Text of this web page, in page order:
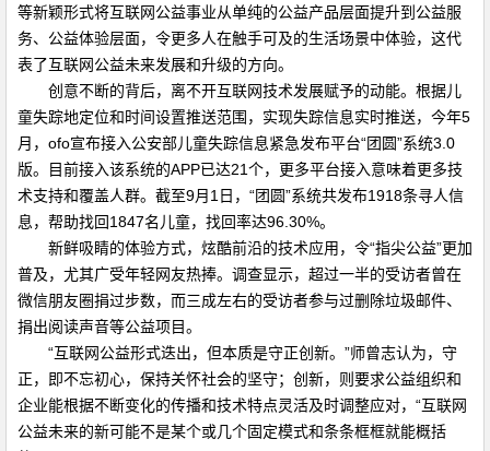
等新颖形式将互联网公益事业从单纯的公益产品层面提升到公益服
务、公益体验层面，令更多人在触手可及的生活场景中体验，这代
表了互联网公益未来发展和升级的方向。
创意不断的背后，离不开互联网技术发展赋予的动能。根据儿
童失踪地定位和时间设置推送范围，实现失踪信息实时推送，今年5
月，ofo宣布接入公安部儿童失踪信息紧急发布平台“团圆”系统3.0
版。目前接入该系统的APP已达21个，更多平台接入意味着更多技
术支持和覆盖人群。截至9月1日，“团圆”系统共发布1918条寻人信
息，帮助找回1847名儿童，找回率达96.30%。
新鲜吸睛的体验方式，炫酷前沿的技术应用，令“指尖公益”更加
普及，尤其广受年轻网友热捧。调查显示，超过一半的受访者曾在
微信朋友圈捐过步数，而三成左右的受访者参与过删除垃圾邮件、
捐出阅读声音等公益项目。
“互联网公益形式迭出，但本质是守正创新。”师曾志认为，守
正，即不忘初心，保持关怀社会的坚守；创新，则要求公益组织和
企业能根据不断变化的传播和技术特点灵活及时调整应对，“互联网
公益未来的新可能不是某个或几个固定模式和条条框框就能概括